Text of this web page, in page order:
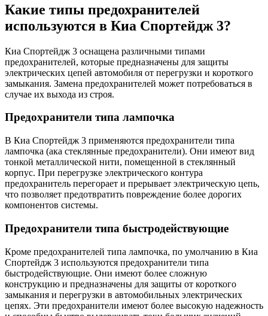
Какие типы предохранителей
используются в Киа Спортейдж 3?
Киа Спортейдж 3 оснащена различными типами
предохранителей, которые предназначены для защиты
электрических цепей автомобиля от перегрузки и короткого
замыкания. Замена предохранителей может потребоваться в
случае их выхода из строя.
Предохранители типа лампочка
В Киа Спортейдж 3 применяются предохранители типа
лампочка (ака стеклянные предохранители). Они имеют вид
тонкой металлической нити, помещенной в стеклянный
корпус. При перегрузке электрического контура
предохранитель перегорает и прерывает электрическую цепь,
что позволяет предотвратить повреждение более дорогих
компонентов системы.
Предохранители типа быстродействующие
Кроме предохранителей типа лампочка, по умолчанию в Киа
Спортейдж 3 используются предохранители типа
быстродействующие. Они имеют более сложную
конструкцию и предназначены для защиты от короткого
замыкания и перегрузки в автомобильных электрических
цепях. Эти предохранители имеют более высокую надежность